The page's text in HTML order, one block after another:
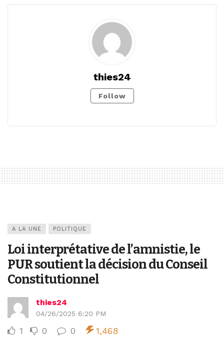
thies24
Follow
A LA UNE POLITIQUE
Loi interprétative de l’amnistie, le
PUR soutient la décision du Conseil
Constitutionnel
thies24
04/26/2025 6:20 PM
1 0 0 1,468